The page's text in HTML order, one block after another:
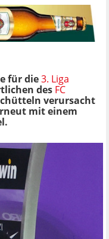
für die3. Liga
des FC
verursacht
mit einem